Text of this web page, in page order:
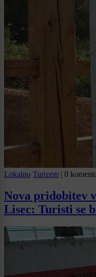
Lokalno Turizem | 0
Nova pridobitev
Lisec: Turisti se